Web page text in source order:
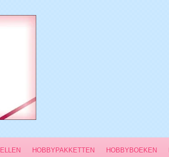
HOBBYPAKKETTEN HOBBYBOEKEN